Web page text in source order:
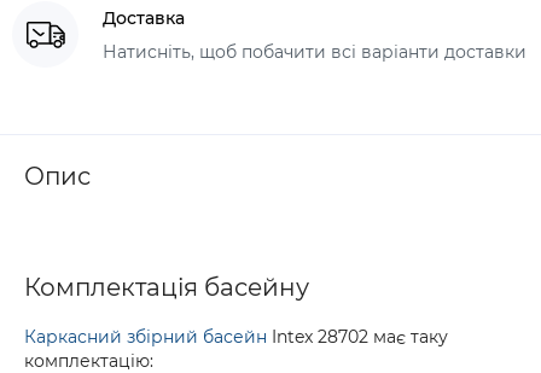
Доставка
Натисніть, щоб побачити всі варіанти доставки
Опис
Комплектація басейну
Каркасний збірний басейн Intex 28702 має таку
комплектацію: